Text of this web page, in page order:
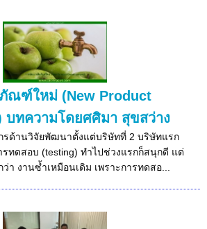
ณฑ์ใหม่ (New Product
บทความโดยศศิมา สุขสว่าง
กรด้านวิจัยพัฒนาตั้งแต่บริษัทที่ 2 บริษัทแรก
ทดสอบ (testing) ทำไปช่วงแรกก็สนุกดี แต่
า งานซ้ำเหมือนเดิม เพราะการทดสอ...